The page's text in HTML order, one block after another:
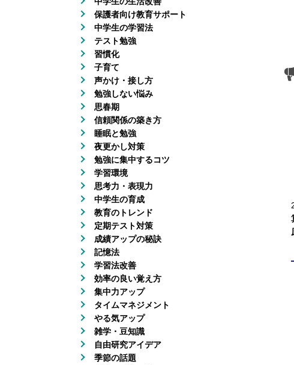
保護者向け教育サポート
中学生の学習法
テスト勉強
習慣化
子育て
声かけ・接し方
勉強しない悩み
思春期
信頼関係の築き方
睡眠と勉強
夜更かし対策
勉強に集中するコツ
学習環境
思考力・表現力
中学生の育成
教育のトレンド
定期テスト対策
成績アップの秘訣
記憶法
学習法改善
効率の良い覚え方
集中力アップ
タイムマネジメント
やる気アップ
雑学・豆知識
自由研究アイデア
季節の話題